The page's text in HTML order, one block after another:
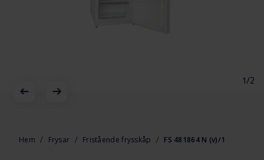
1/2
början
Hem Frysar Fristående frysskåp FS 481864 N (v)/1